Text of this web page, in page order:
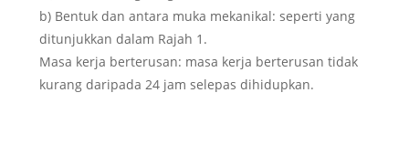
b) Bentuk dan antara muka mekanikal: seperti yang
ditunjukkan dalam Rajah 1.
Masa kerja berterusan: masa kerja berterusan tidak
kurang daripada 24 jam selepas dihidupkan.